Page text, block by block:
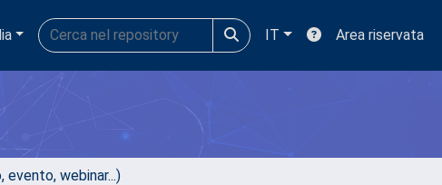
IT Area riservata
webinar...)